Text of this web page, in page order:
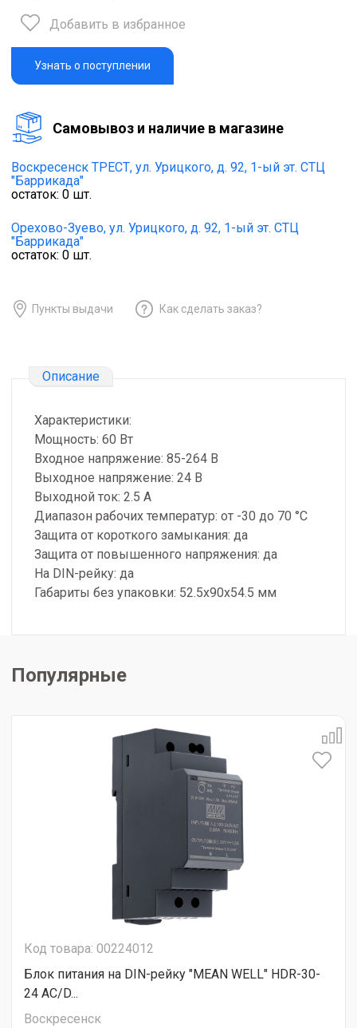
Добавить в избранное
Узнать о поступлении
Cамовывоз и наличие в магазине
Воскресенск ТРЕСТ, ул. Урицкого, д. 92, 1-ый эт. СТЦ
"Баррикада"
остаток: 0 шт.
Орехово-Зуево, ул. Урицкого, д. 92, 1-ый эт. СТЦ
"Баррикада"
остаток: 0 шт.
Пункты выдачи Как сделать заказ?
Описание
Характеристики:
Мощность: 60 Вт
Входное напряжение: 85-264 В
Выходное напряжение: 24 В
Выходной ток: 2.5 А
Диапазон рабочих температур: от -30 до 70 °С
Защита от короткого замыкания: да
Защита от повышенного напряжения: да
На DIN-рейку: да
Габариты без упаковки: 52.5x90x54.5 мм
Популярные
Код товара: 00224012
Блок питания на DIN-рейку "MEAN WELL" HDR-30-
24 AC/D...
Воскресенск